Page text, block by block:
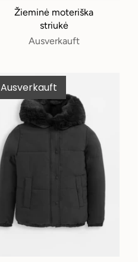
Žieminė moteriška
striukė
Ausverkauft
Ausverkauft